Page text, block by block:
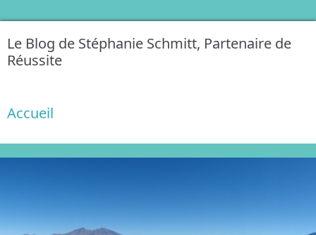
Le Blog de Stéphanie Schmitt, Partenaire de
Réussite
Accueil